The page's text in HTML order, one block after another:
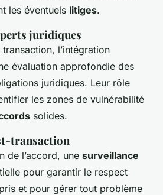
les éventuels litiges.
juridiques
transaction, l’intégration
évaluation approfondie des
juridiques. Leur rôle
les zones de vulnérabilité
solides.
transaction
de l’accord, une surveillance
pour garantir le respect
et pour gérer tout problème